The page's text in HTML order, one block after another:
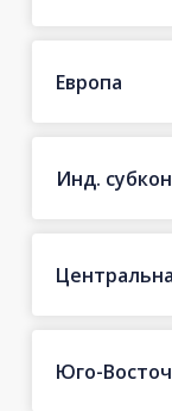
Европа
Инд.
Юго-